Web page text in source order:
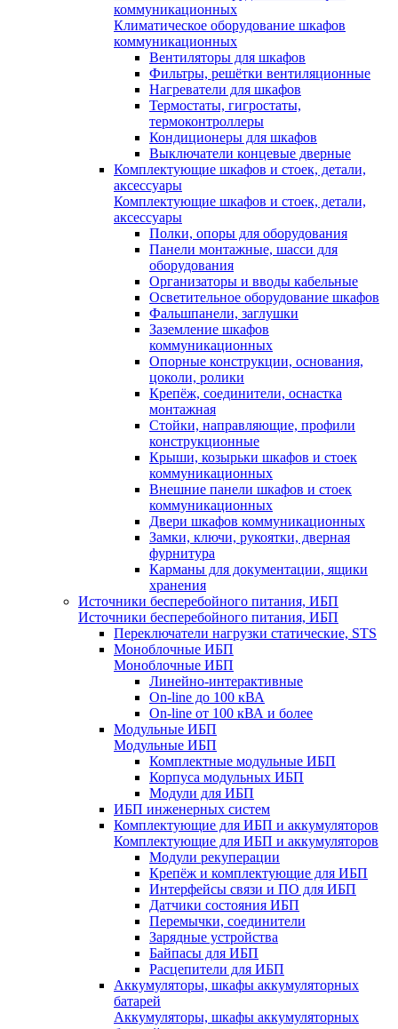
коммуникационных
Климатическое оборудование шкафов
коммуникационных
Вентиляторы для шкафов
Фильтры, решётки вентиляционные
Нагреватели для шкафов
Термостаты, гигростаты,
термоконтроллеры
Кондиционеры для шкафов
Выключатели концевые дверные
Комплектующие шкафов и стоек, детали,
аксессуары
Комплектующие шкафов и стоек, детали,
аксессуары
Полки, опоры для оборудования
Панели монтажные, шасси для
оборудования
Организаторы и вводы кабельные
Осветительное оборудование шкафов
Фальшпанели, заглушки
Заземление шкафов
коммуникационных
Опорные конструкции, основания,
цоколи, ролики
Крепёж, соединители, оснастка
монтажная
Стойки, направляющие, профили
конструкционные
Крыши, козырьки шкафов и стоек
коммуникационных
Внешние панели шкафов и стоек
коммуникационных
Двери шкафов коммуникационных
Замки, ключи, рукоятки, дверная
фурнитура
Карманы для документации, ящики
хранения
Источники бесперебойного питания, ИБП
Источники бесперебойного питания, ИБП
Переключатели нагрузки статические, STS
Моноблочные ИБП
Моноблочные ИБП
Линейно-интерактивные
On-line до 100 кВА
On-line от 100 кВА и более
Модульные ИБП
Модульные ИБП
Комплектные модульные ИБП
Корпуса модульных ИБП
Модули для ИБП
ИБП инженерных систем
Комплектующие для ИБП и аккумуляторов
Комплектующие для ИБП и аккумуляторов
Модули рекуперации
Крепёж и комплектующие для ИБП
Интерфейсы связи и ПО для ИБП
Датчики состояния ИБП
Перемычки, соединители
Зарядные устройства
Байпасы для ИБП
Расцепители для ИБП
Аккумуляторы, шкафы аккумуляторных
батарей
Аккумуляторы, шкафы аккумуляторных